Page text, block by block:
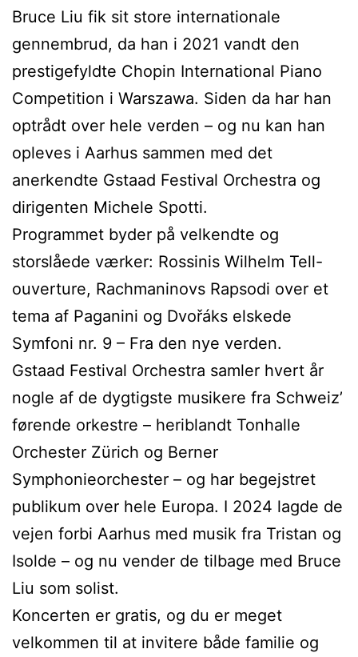
Bruce Liu fik sit store internationale
gennembrud, da han i 2021 vandt den
prestigefyldte Chopin International Piano
Competition i Warszawa. Siden da har han
optrådt over hele verden – og nu kan han
opleves i Aarhus sammen med det
anerkendte Gstaad Festival Orchestra og
dirigenten Michele Spotti.
Programmet byder på velkendte og
storslåede værker: Rossinis Wilhelm Tell-
ouverture, Rachmaninovs Rapsodi over et
tema af Paganini og Dvořáks elskede
Symfoni nr. 9 – Fra den nye verden.
Gstaad Festival Orchestra samler hvert år
nogle af de dygtigste musikere fra Schweiz’
førende orkestre – heriblandt Tonhalle
Orchester Zürich og Berner
Symphonieorchester – og har begejstret
publikum over hele Europa. I 2024 lagde de
vejen forbi Aarhus med musik fra Tristan og
Isolde – og nu vender de tilbage med Bruce
Liu som solist.
Koncerten er gratis, og du er meget
velkommen til at invitere både familie og